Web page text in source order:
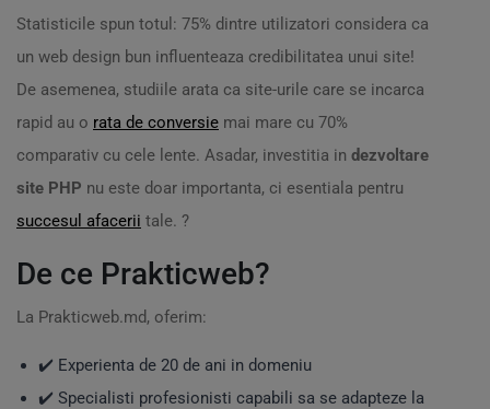
Statisticile spun totul: 75% dintre utilizatori considera ca
un web design bun influenteaza credibilitatea unui site!
De asemenea, studiile arata ca site-urile care se incarca
rapid au o rata de conversie mai mare cu 70%
comparativ cu cele lente. Asadar, investitia in dezvoltare
site PHP nu este doar importanta, ci esentiala pentru
succesul afacerii tale. ?
De ce Prakticweb?
La Prakticweb.md, oferim:
✔️ Experienta de 20 de ani in domeniu
✔️ Specialisti profesionisti capabili sa se adapteze la